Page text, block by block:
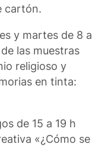
cartón.
y martes de 8 a
las muestras
religioso y
en tinta:
de 15 a 19 h
«¿Cómo se